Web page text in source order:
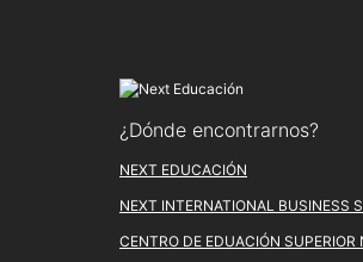
¿Dónde encontrarnos?
NEXT EDUCACIÓN
NEXT INTERNATIONAL BUSINESS
CENTRO DE EDUACIÓN